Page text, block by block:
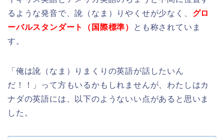
るような発音で、訛（なま）りやくせが少なく、 グロ
ーバルスタンダート（国際標準）
とも称されていま
す。
「俺は訛（なま）りまくりの英語が話したいん
だ！！」って方もいるかもしれませんが、わたしはカ
ナダの英語には、以下のようないい点があると思いま
した。